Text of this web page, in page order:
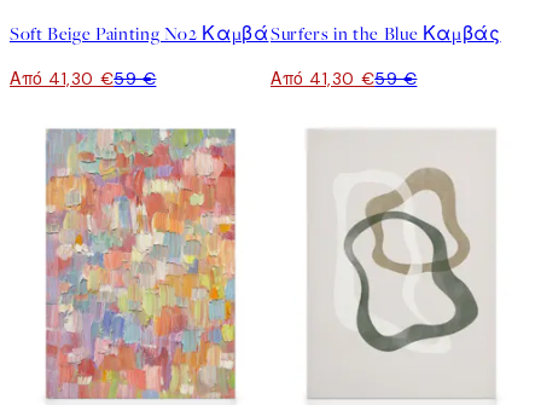
Soft Beige Painting No2 Καμβά
Από 41,30 €59 €
Surfers in the Blue Καμβάς
Από 41,30 €59 €